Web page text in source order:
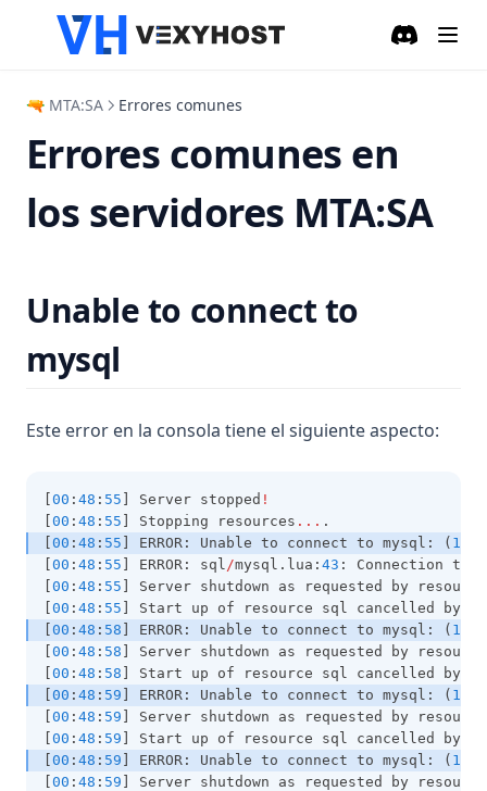
🔫 MTA:SA Errores comunes
Errores comunes en
los servidores MTA:SA
Unable to connect to
mysql
Este error en la consola tiene el siguiente aspecto:
00 : 48 : 55 ] Server stopped !
00 : 48 : 55 ] Stopping resources ... .
00 : 48 : 55 ] ERROR: Unable to connect to mysql: ( 1045
00 : 48 : 55 ] ERROR: sql/mysql.lua: 43 : Connection to
00 : 48 : 55 ] Server shutdown as requested by
00 : 48 : 55 ] Start up of resource sql cancelled by
00 : 48 : 58 ] ERROR: Unable to connect to mysql: ( 1045
00 : 48 : 58 ] Server shutdown as requested by
00 : 48 : 58 ] Start up of resource sql cancelled by
00 : 48 : 59 ] ERROR: Unable to connect to mysql: ( 1045
00 : 48 : 59 ] Server shutdown as requested by
00 : 48 : 59 ] Start up of resource sql cancelled by
00 : 48 : 59 ] ERROR: Unable to connect to mysql: ( 1045
00 : 48 : 59 ] Server shutdown as requested by